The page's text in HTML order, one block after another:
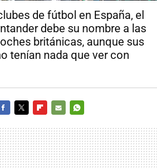
de fútbol en España, el
debe su nombre a las
británicas, aunque sus
tenían nada que ver con
MAIL